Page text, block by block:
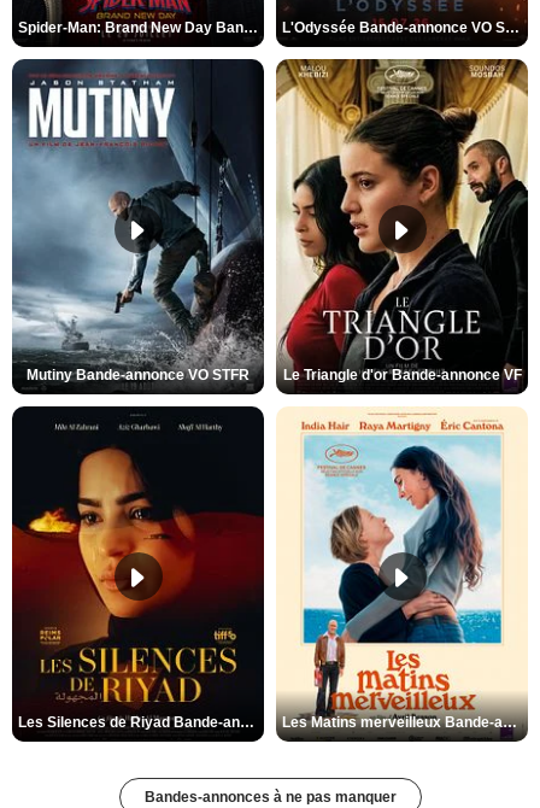
Spider-Man: Brand New Day Bande-annonce VO STFR L'Odyssée Bande-annonce VO STFR
Mutiny Bande-annonce VO STFR Le Triangle d'or Bande-annonce VF
Les Silences de Riyad Bande-annonce VO STFR Les Matins merveilleux Bande-annonce VF
Bandes-annonces à ne pas manquer